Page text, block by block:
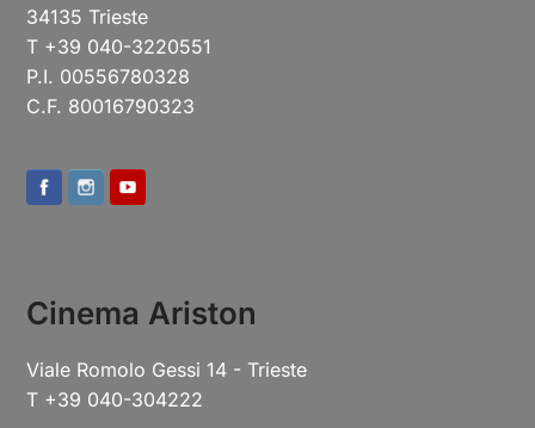
34135 Trieste
T +39 040-3220551
P.I. 00556780328
C.F. 80016790323
Cinema Ariston
Viale Romolo Gessi 14 - Trieste
T +39 040-304222